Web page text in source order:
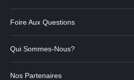
Foire Aux Questions
Qui Sommes-Nous?
Nos Partenaires